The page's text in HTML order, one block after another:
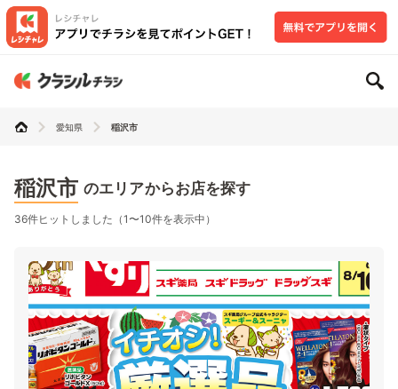
愛知県 稲沢市
稲沢市 のエリアからお店を探す
36件ヒットしました（1〜10件を表示中）